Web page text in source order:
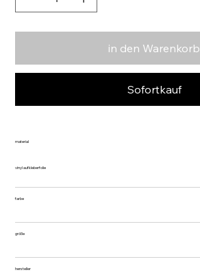
in den Warenkorb
Sofortkauf
material
vinyl aufkleberfolie
farbe
größe
hersteller